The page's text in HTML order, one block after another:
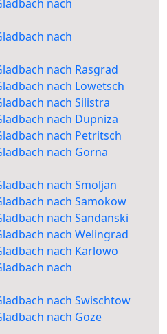
nach
nach
nach Rasgrad
nach Lowetsch
nach Silistra
nach Dupniza
nach Petritsch
nach Gorna
nach Smoljan
nach Samokow
nach Sandanski
nach Welingrad
nach Karlowo
nach
nach Swischtow
nach Goze